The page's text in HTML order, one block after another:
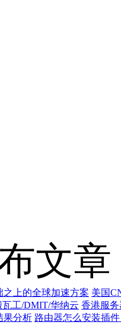
文章
之上的全球加速方案 美国
工/DMIT/华纳云 香港服
果分析 路由器怎么安装插